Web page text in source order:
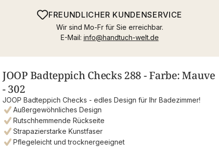
FREUNDLICHER KUNDENSERVICE
Wir sind Mo-Fr für Sie erreichbar.
E-Mail: info@handtuch-welt.de
JOOP Badteppich Checks 288 - Farbe: Mauve
- 302
JOOP Badteppich Checks - edles Design für Ihr Badezimmer!
Außergewöhnliches Design
Rutschhemmende Rückseite
Strapazierstarke Kunstfaser
Pflegeleicht und trocknergeeignet